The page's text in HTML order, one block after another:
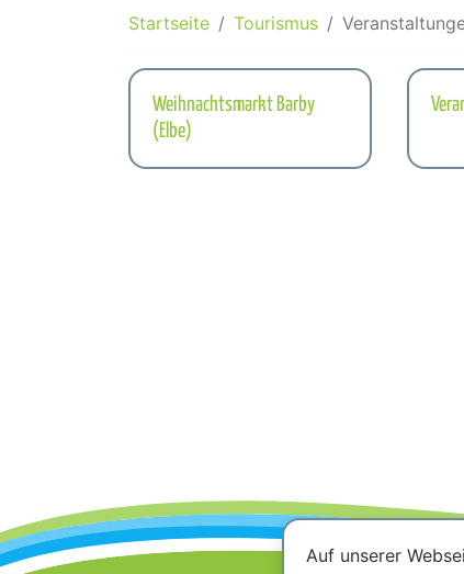
Auf unserer
Startseite Tourismus
Weihnachtsmarkt Barby
(Elbe)